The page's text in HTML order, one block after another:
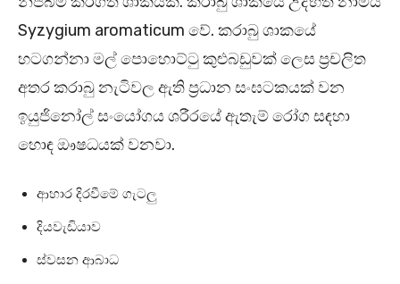
Syzygium aromaticum වේ. කරාබු ශාකයේ
හටගන්නා මල් පොහොට්ටු කුළුබඩුවක් ලෙස ප්‍රචලිත
අතර කරාබු නැටිවල ඇති ප්‍රධාන සංඝටකයක් වන
ඉයුජිනෝල් සංයෝගය ශරීරයේ ඇතැම් රෝග සඳහා
හොඳ ඖෂධයක් වනවා.
ආහාර දිරවීමේ ගැටලු
දියවැඩියාව
ස්වසන ආබාධ